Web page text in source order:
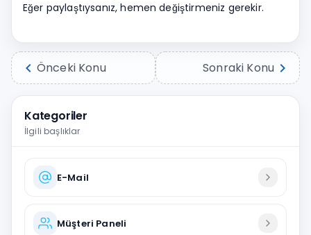
Eğer paylaştıysanız, hemen değiştirmeniz gerekir.
chevron_left Önceki Konu Sonraki Konu chevron_right
Kategoriler
İlgili başlıklar
E-Mail
Müşteri Paneli